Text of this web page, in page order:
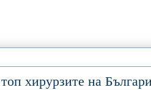
хирурзите на